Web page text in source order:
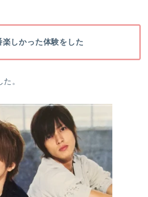
しかった体験をした
。